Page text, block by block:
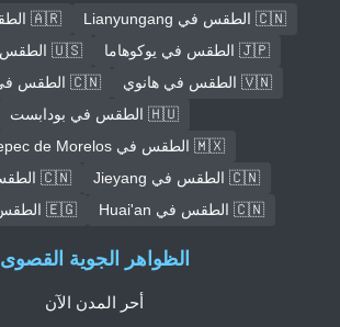
🇨🇳 الطقس في Lianyungang
🇦🇷 الطقس في كوردوبا
🇯🇵 الطقس في يوكوهاما
🇺🇸 الطقس في نيويورك
🇻🇳 الطقس في هانوي
🇨🇳 الطقس في Chaozhou
🇭🇺 الطقس في بودابست
🇲🇽 الطقس في Ecatepec de Morelos
🇨🇳 الطقس في Jieyang
🇨🇳 الطقس في نانينغ
🇨🇳 الطقس في Huai'an
🇪🇬 الطقس في الجيزة
الظواهر الجوية القصوى
أحر المدن الآن